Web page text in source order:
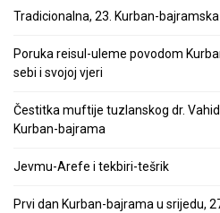
Tradicionalna, 23. Kurban-
Poruka reisul-uleme povodom
sebi i svojoj vjeri
Čestitka muftije tuzlanskog dr.
Kurban-bajrama
Jevmu-Arefe i tekbiri-tešrik
Prvi dan Kurban-bajrama u srijedu,